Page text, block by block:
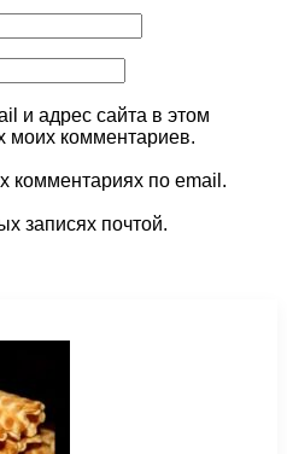
и адрес сайта в этом
моих комментариев.
комментариях по email.
записях почтой.